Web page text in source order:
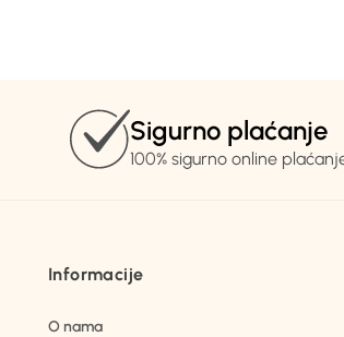
Sigurno plaćanje
100% sigurno online
Informacije
O nama